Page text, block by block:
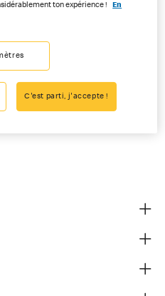
l'app ?
la modification des
ton expérience !
En
C'est parti, j'accepte !